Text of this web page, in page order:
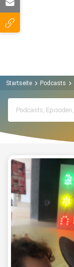
Startseite Podcasts